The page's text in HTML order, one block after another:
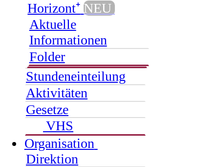
Horizont⁺ NEU
Aktuelle
Informationen
Folder
Stundeneinteilung
Aktivitäten
Gesetze
VHS
Organisation
Direktion